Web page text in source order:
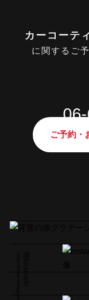
https://kirameki.ne.jp/contact
カーコーテ
に関するご
ご予約・